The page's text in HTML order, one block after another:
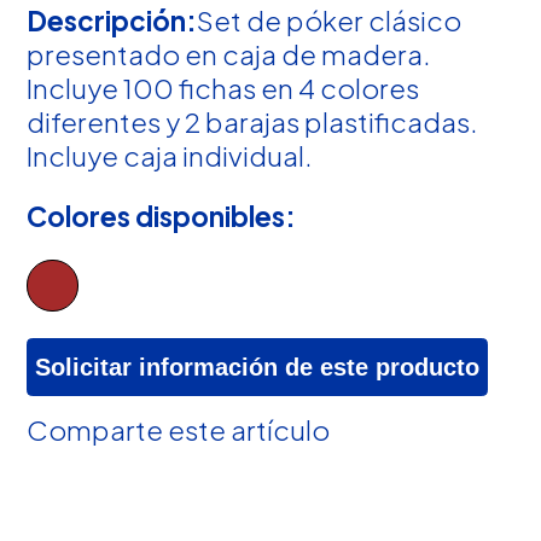
Descripción:Set de póker clásico
presentado en caja de madera.
Incluye 100 fichas en 4 colores
diferentes y 2 barajas plastificadas.
Incluye caja individual.
Colores disponibles:
Solicitar información de este producto
Comparte este artículo